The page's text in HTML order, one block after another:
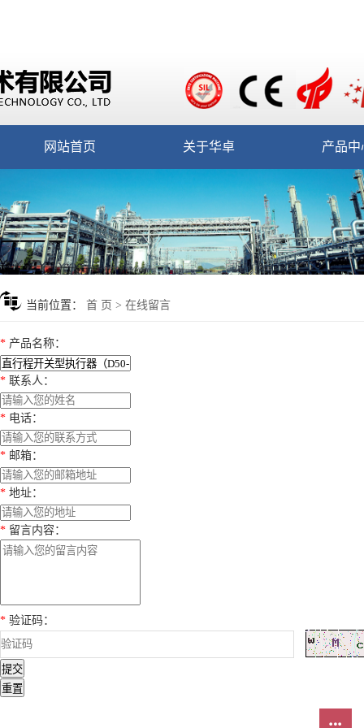
网站首页 关于华卓 产品中
当前位置： 首 页 > 在线留言
* 产品名称：
* 联系人 ：
* 电话：
* 邮箱：
* 地址：
* 留言内容：
* 验证码：